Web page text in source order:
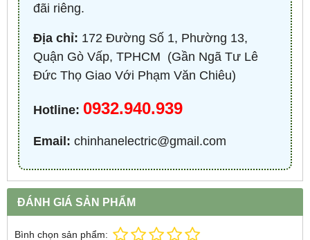
đãi riêng.
Địa chỉ: 172 Đường Số 1, Phường 13,
Quận Gò Vấp, TPHCM ​ (Gần Ngã Tư Lê
Đức Thọ Giao Với Phạm Văn Chiêu)
Hotline: 0932.940.939
Email: chinhanelectric@gmail.com
ĐÁNH GIÁ SẢN PHẨM
Bình chọn sản phẩm: